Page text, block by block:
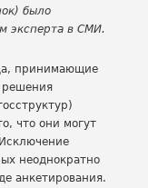
было
эксперта в СМИ.
принимающие
решения
что они могут
неоднократно
анкетирования.